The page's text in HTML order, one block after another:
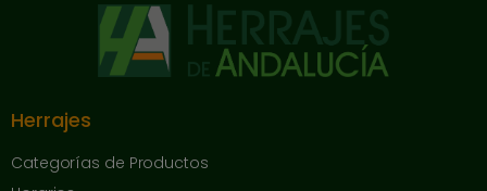
Herrajes
Categorías de Productos